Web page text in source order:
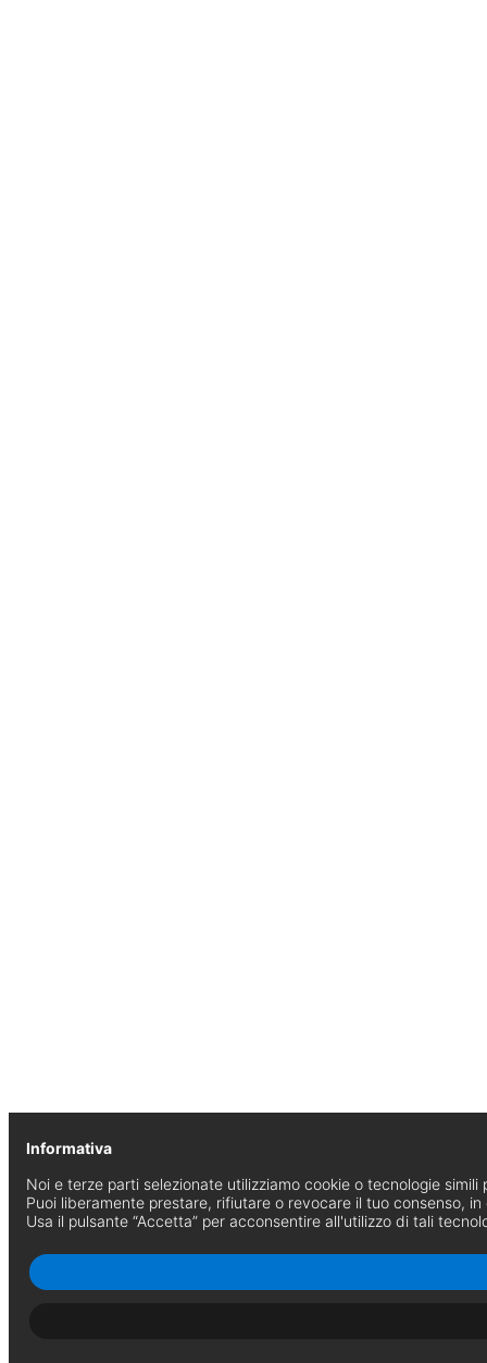
Informativa
Noi e terze parti selezionate utilizziamo cookie o tecnologie
Puoi liberamente prestare, rifiutare o revocare il tuo consenso, in
Usa il pulsante “Accetta” per acconsentire all'utilizzo di tali